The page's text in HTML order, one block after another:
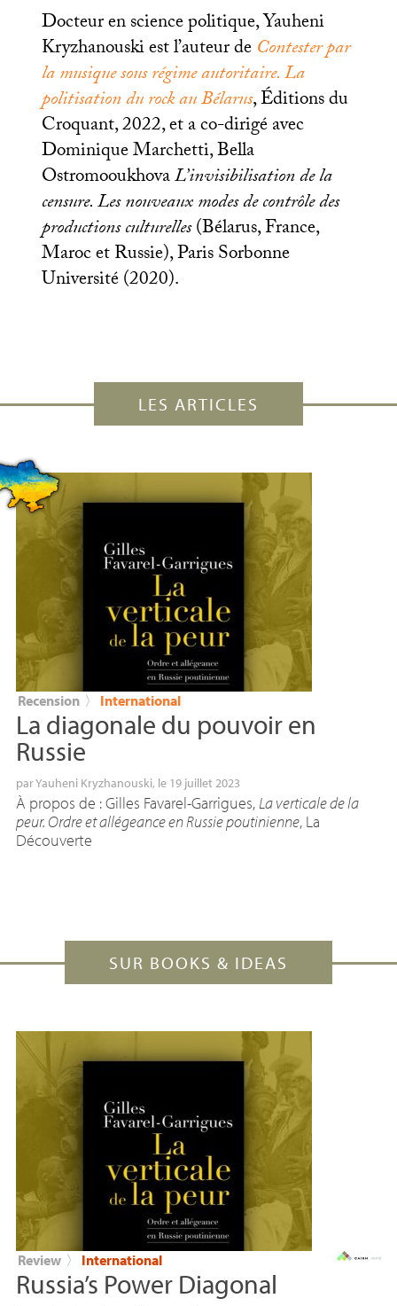
Docteur en science politique, Yauheni
Kryzhanouski est l’auteur deContester par
la musique sous régime autoritaire. La
politisation du rock au Bélarus, Éditions du
Croquant, 2022, et a co-dirigé avec
Dominique Marchetti, Bella
OstromooukhovaL’invisibilisation de la
censure. Les nouveaux modes de contrôle des
productions culturelles(Bélarus, France,
Maroc et Russie), Paris Sorbonne
Université (2020).
LES ARTICLES
Recension 〉 International
La diagonale du pouvoir en
Russie
parYauheni Kryzhanouski, le 19 juillet 2023
À propos de : Gilles Favarel-Garrigues,La verticale de la
peur. Ordre et allégeance en Russie poutinienne, La
Découverte
SUR BOOKS & IDEAS
Review 〉 International
Russia’s Power Diagonal